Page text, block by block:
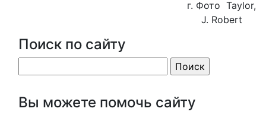
г. Фото Taylor,
J. Robert
Поиск по сайту
Вы можете помочь сайту